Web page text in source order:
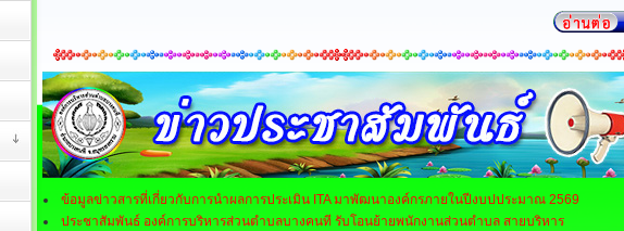
ข้อมูลข่าวสารที่เกี่ยวกับการนำผลการประเมิน ITA มาพัฒนาองค์กรภายในปีงบปประมาณ 2569
ประชาสัมพันธ์ องค์การบริหารส่วนตำบลบางคนที รับโอนย้ายพนักงานส่วนตำบล สายบริหาร